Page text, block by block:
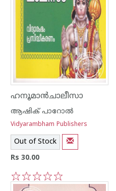
ഹനൂമാൻചാലീസാ
ആഷിക് പാറോൽ
Vidyarambham Publishers
Out of Stock
Rs 30.00
5
4
3
2
1